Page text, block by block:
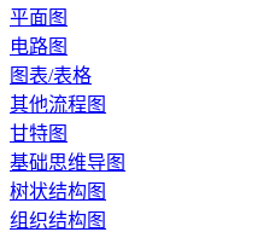
平面图
电路图
图表/表格
其他流程图
甘特图
基础思维导图
树状结构图
组织结构图